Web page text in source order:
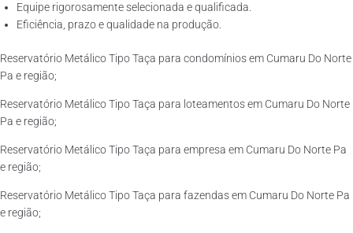
Equipe rigorosamente selecionada e qualificada.
Eficiência, prazo e qualidade na produção.
Reservatório Metálico Tipo Taça para condomínios em Cumaru Do Norte
Pa e região;
Reservatório Metálico Tipo Taça para loteamentos em Cumaru Do Norte
Pa e região;
Reservatório Metálico Tipo Taça para empresa em Cumaru Do Norte Pa
e região;
Reservatório Metálico Tipo Taça para fazendas em Cumaru Do Norte Pa
e região;